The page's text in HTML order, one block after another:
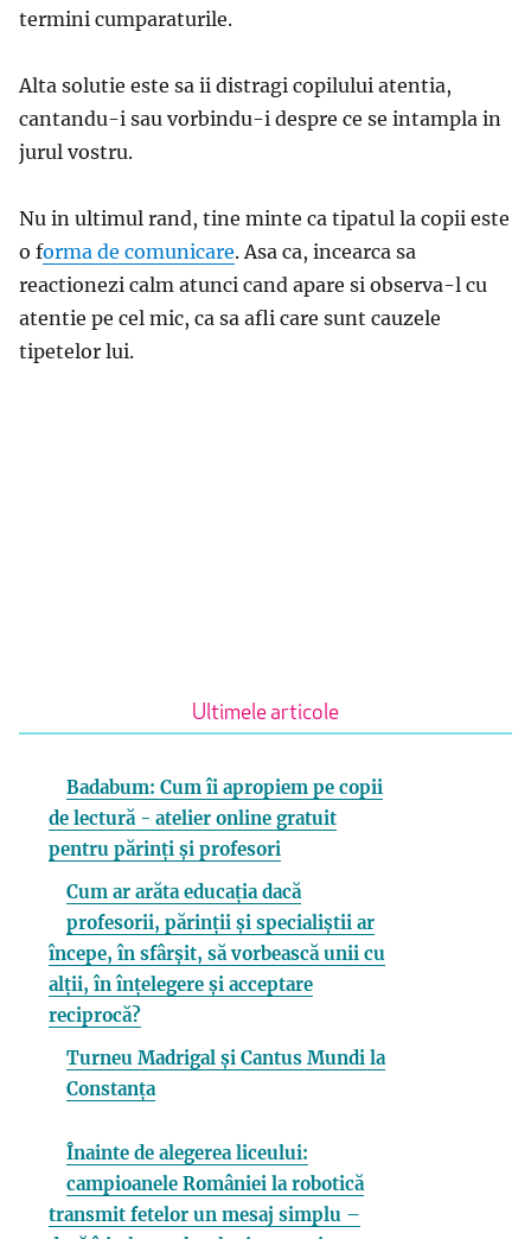
termini cumparaturile.
Alta solutie este sa ii distragi copilului atentia,
cantandu-i sau vorbindu-i despre ce se intampla in
jurul vostru.
Nu in ultimul rand, tine minte ca tipatul la copii este
o forma de comunicare.Asa ca, incearca sa
reactionezi calm atunci cand apare si observa-l cu
atentie pe cel mic, ca sa afli care sunt cauzele
tipetelor lui.
Ultimele articole
Badabum: Cum îi apropiem pe copii
de lectură - atelier online gratuit
pentru părinți și profesori
Cum ar arăta educația dacă
profesorii, părinții și specialiștii ar
începe, în sfârșit, să vorbească unii cu
alții, în înțelegere și acceptare
reciprocă?
Turneu Madrigal și Cantus Mundi la
Constanța
Înainte de alegerea liceului:
campioanele României la robotică
transmit fetelor un mesaj simplu –